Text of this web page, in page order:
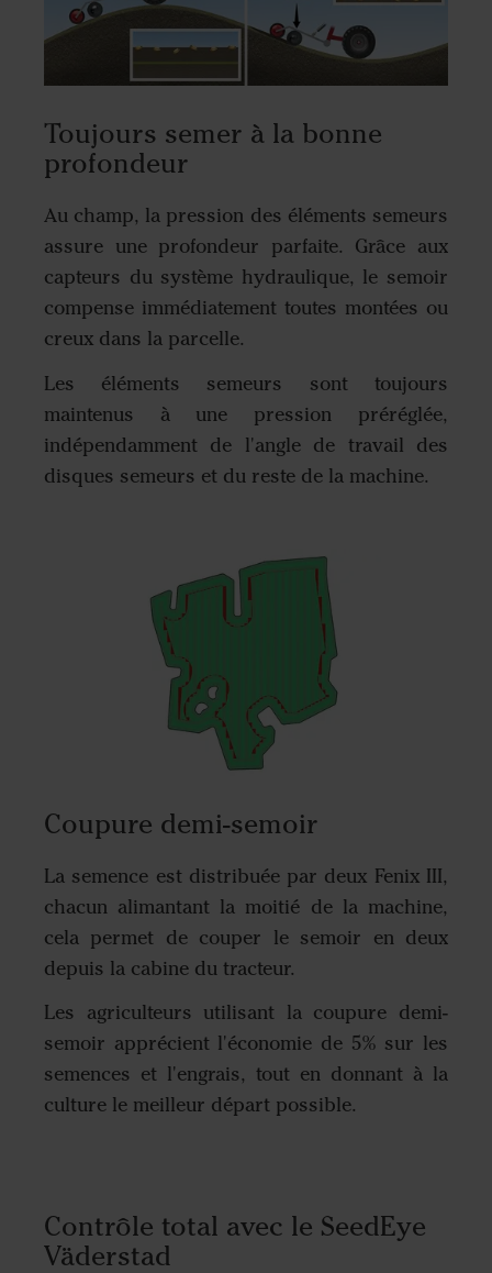
Toujours semer à la bonne
profondeur
Au champ, la pression des éléments semeurs
assure une profondeur parfaite. Grâce aux
capteurs du système hydraulique, le semoir
compense immédiatement toutes montées ou
creux dans la parcelle.
Les éléments semeurs sont toujours
maintenus à une pression préréglée,
indépendamment de l'angle de travail des
disques semeurs et du reste de la machine.
Coupure demi-semoir
La semence est distribuée par deux Fenix III,
chacun alimantant la moitié de la machine,
cela permet de couper le semoir en deux
depuis la cabine du tracteur.
Les agriculteurs utilisant la coupure demi-
semoir apprécient l'économie de 5% sur les
semences et l'engrais, tout en donnant à la
culture le meilleur départ possible.
Contrôle total avec le SeedEye
Väderstad